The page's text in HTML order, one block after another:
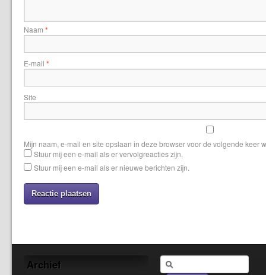
Naam *
E-mail *
Site
Mijn naam, e-mail en site opslaan in deze browser voor de volgende keer
Stuur mij een e-mail als er vervolgreacties zijn.
Stuur mij een e-mail als er nieuwe berichten zijn.
Archief